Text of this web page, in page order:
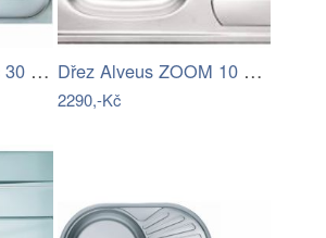
Dřez Alveus Classic 30 nerez 1073829 Dřez Alveus ZOOM 10 nerez 1098941
2290,-Kč